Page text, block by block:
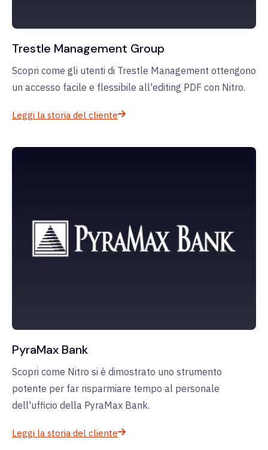
Trestle Management Group
Scopri come gli utenti di Trestle Management ottengono
un accesso facile e flessibile all'editing PDF con Nitro.
Leggi la storia del cliente
PyraMax Bank
Scopri come Nitro si è dimostrato uno strumento
potente per far risparmiare tempo al personale
dell'ufficio della PyraMax Bank.
Leggi la storia del cliente